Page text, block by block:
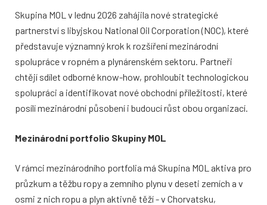
Skupina MOL v lednu 2026 zahájila nové strategické
partnerství s libyjskou National Oil Corporation (NOC), které
představuje významný krok k rozšíření mezinárodní
spolupráce v ropném a plynárenském sektoru. Partneři
chtějí sdílet odborné know-how, prohloubit technologickou
spolupráci a identifikovat nové obchodní příležitosti, které
posílí mezinárodní působení i budoucí růst obou organizací.
Mezinárodní portfolio Skupiny MOL
V rámci mezinárodního portfolia má Skupina MOL aktiva pro
průzkum a těžbu ropy a zemního plynu v deseti zemích a v
osmi z nich ropu a plyn aktivně těží - v Chorvatsku,